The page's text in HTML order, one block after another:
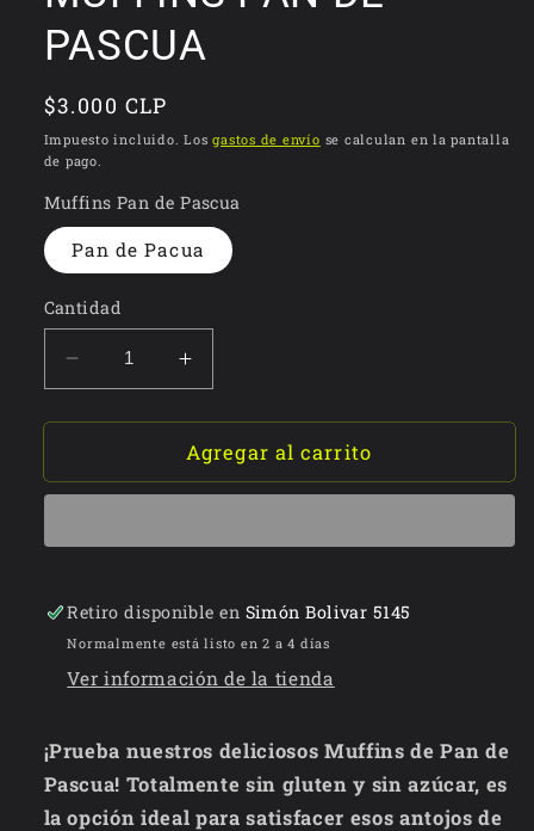
ventana
modal
PASCUA
Precio
habitual
$3.000 CLP
Impuesto incluido. Losgastos de envío se calculan en la pantalla
de pago.
Muffins Pan de Pascua
Pan de Pacua
Cantidad
Reducir
cantidad
para
PAN
Aumentar
cantidad
para
MUFFINS
PAN
Agregar al carrito
Retiro disponible en Simón Bolivar 5145
Normalmente está listo en 2 a 4 días
Ver información de la tienda
¡Prueba nuestros deliciosos Muffins de Pan de
Pascua! Totalmente sin gluten y sin azúcar, es
la opción ideal para satisfacer esos antojos de